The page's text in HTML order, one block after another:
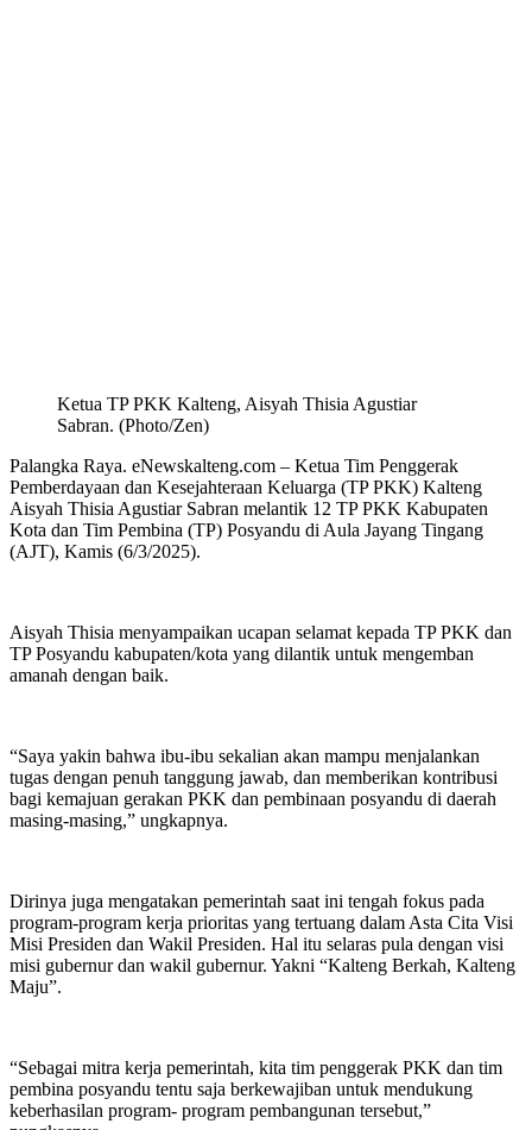
Ketua TP PKK Kalteng, Aisyah Thisia Agustiar
Sabran. (Photo/Zen)
Palangka Raya. eNewskalteng.com – Ketua Tim Penggerak
Pemberdayaan dan Kesejahteraan Keluarga (TP PKK) Kalteng
Aisyah Thisia Agustiar Sabran melantik 12 TP PKK Kabupaten
Kota dan Tim Pembina (TP) Posyandu di Aula Jayang Tingang
(AJT), Kamis (6/3/2025).
Aisyah Thisia menyampaikan ucapan selamat kepada TP PKK dan
TP Posyandu kabupaten/kota yang dilantik untuk mengemban
amanah dengan baik.
“Saya yakin bahwa ibu-ibu sekalian akan mampu menjalankan
tugas dengan penuh tanggung jawab, dan memberikan kontribusi
bagi kemajuan gerakan PKK dan pembinaan posyandu di daerah
masing-masing,” ungkapnya.
Dirinya juga mengatakan pemerintah saat ini tengah fokus pada
program-program kerja prioritas yang tertuang dalam Asta Cita Visi
Misi Presiden dan Wakil Presiden. Hal itu selaras pula dengan visi
misi gubernur dan wakil gubernur. Yakni “Kalteng Berkah, Kalteng
Maju”.
“Sebagai mitra kerja pemerintah, kita tim penggerak PKK dan tim
pembina posyandu tentu saja berkewajiban untuk mendukung
keberhasilan program- program pembangunan tersebut,”